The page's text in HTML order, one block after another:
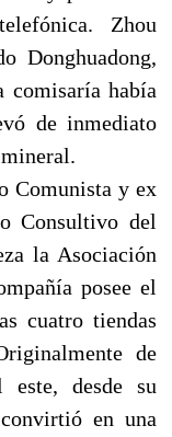
Zhou
Donghuadong,
comisaría había
de inmediato
Comunista y ex
Consultivo del
la Asociación
posee el
cuatro tiendas
de
este, desde su
en una